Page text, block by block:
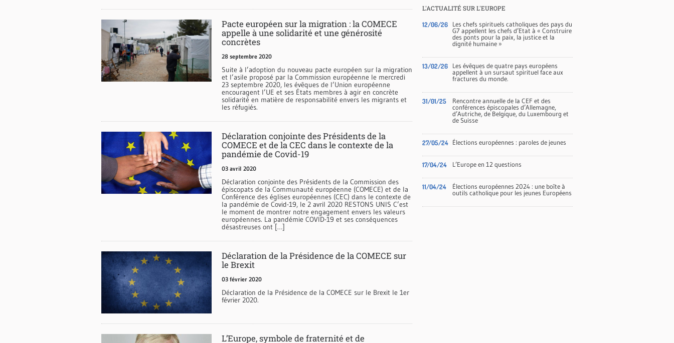
Pacte européen sur la migration : la COMECE
appelle à une solidarité et une générosité
concrètes
28 septembre 2020
Suite à l’adoption du nouveau pacte européen sur la migration
et l’asile proposé par la Commission européenne le mercredi
23 septembre 2020, les évêques de l’Union européenne
encouragent l’UE et ses États membres à agir en concrète
solidarité en matière de responsabilité envers les migrants et
les réfugiés.
Déclaration conjointe des Présidents de la
COMECE et de la CEC dans le contexte de la
pandémie de Covid-19
03 avril 2020
Déclaration conjointe des Présidents de la Commission des
épiscopats de la Communauté européenne (COMECE) et de la
Conférence des églises européennes (CEC) dans le contexte de
la pandémie de Covid-19, le 2 avril 2020 RESTONS UNIS C’est
le moment de montrer notre engagement envers les valeurs
européennes. La pandémie COVID-19 et ses conséquences
désastreuses ont […]
Déclaration de la Présidence de la COMECE sur
le Brexit
03 février 2020
Déclaration de la Présidence de la COMECE sur le Brexit le 1er
février 2020.
L’Europe, symbole de fraternité et de
L'ACTUALITÉ SUR L'EUROPE
12/06/26
Les chefs spirituels catholiques des pays du
G7 appellent les chefs d’Etat à « Construire
des ponts pour la paix, la justice et la
dignité humaine »
13/02/26
Les évêques de quatre pays européens
appellent à un sursaut spirituel face aux
fractures du monde.
31/01/25
Rencontre annuelle de la CEF et des
conférences épiscopales d’Allemagne,
d’Autriche, de Belgique, du Luxembourg et
de Suisse
27/05/24 Élections européennes : paroles de jeunes
17/04/24 L’Europe en 12 questions
11/04/24
Élections européennes 2024 : une boîte à
outils catholique pour les jeunes Européens